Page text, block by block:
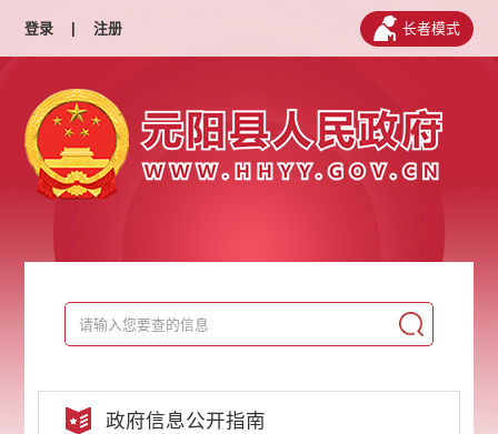
登录 | 注册 长者模式
政府信息公开指南